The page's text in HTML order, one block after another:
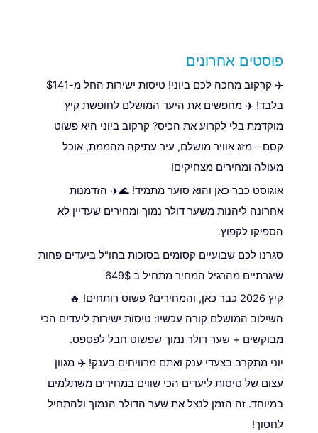
פוסטים אחרונים
✈️ קרקוב מחכה לכם ביוני! טיסות ישירות החל מ-$141
בלבד! ✈️ מחפשים את היעד המושלם לחופשת קיץ
מוקדמת בלי לקרוע את הכיס? קרקוב ביוני היא פשוט
קסם – מזג אוויר מושלם, עיר עתיקה מהממת, אוכל
מעולה ומחירים מצחיקים!
אוגוסט כבר כאן והוא סוער מתמיד! 🌊✈️ הזדמנות
אחרונה ליהנות משער דולר נמוך ומחירים שעדיין לא
הספיקו לקפוץ.
סגרנו לכם שבועיים קסומים בסוכות בחו"ל ביעדים פחות
שיגרתיים מהרגיל המחיר מתחיל ב 649$
קיץ 2026 כבר כאן, והמחירים? פשוט רותחים! 🔥
השילוב המושלם קורה עכשיו: טיסות ישירות ליעדים הכי
מבוקשים + שער דולר נמוך שפשוט חבל לפספס.
יוני מתקרב בצעדי ענק ואתם מרוויחים בענק! ✈️ מגוון
עצום של טיסות ליעדים הכי שווים במחירים משתלמים
במיוחד. זה הזמן לנצל את שער הדולר הנמוך ולהתחיל
לחסוך!